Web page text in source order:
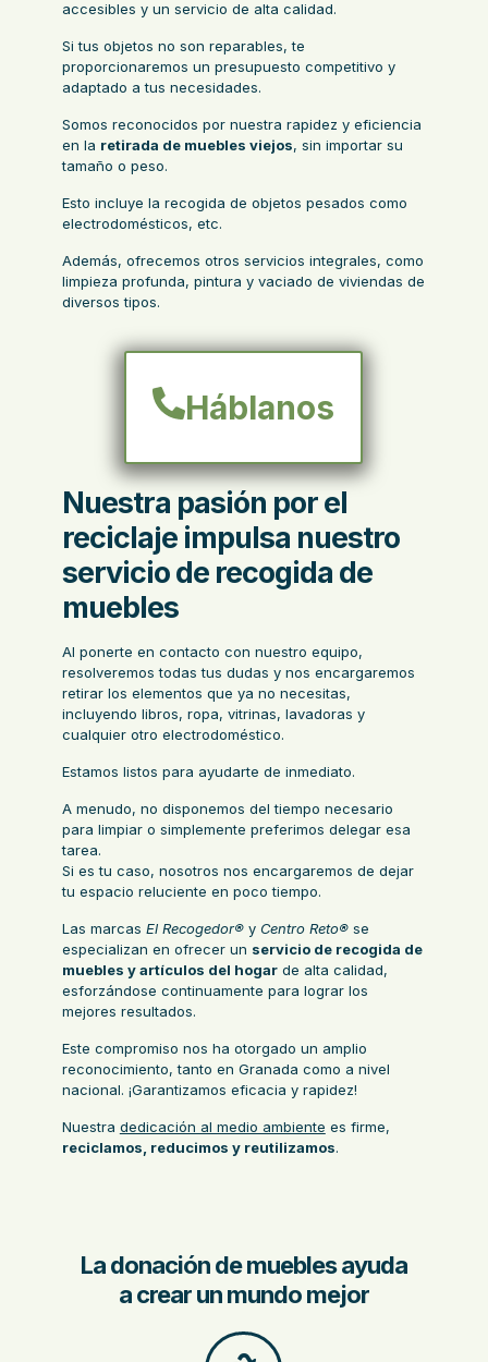
accesibles y un servicio de alta calidad.
Si tus objetos no son reparables, te
proporcionaremos un presupuesto competitivo y
adaptado a tus necesidades.
Somos reconocidos por nuestra rapidez y eficiencia
en la retirada de muebles viejos, sin importar su
tamaño o peso.
Esto incluye la recogida de objetos pesados como
electrodomésticos, etc.
Además, ofrecemos otros servicios integrales, como
limpieza profunda, pintura y vaciado de viviendas de
diversos tipos.
Háblanos
Nuestra pasión por el
reciclaje impulsa nuestro
servicio de recogida de
muebles
Al ponerte en contacto con nuestro equipo,
resolveremos todas tus dudas y nos encargaremos
retirar los elementos que ya no necesitas,
incluyendo libros, ropa, vitrinas, lavadoras y
cualquier otro electrodoméstico.
Estamos listos para ayudarte de inmediato.
A menudo, no disponemos del tiempo necesario
para limpiar o simplemente preferimos delegar esa
tarea.
Si es tu caso, nosotros nos encargaremos de dejar
tu espacio reluciente en poco tiempo.
Las marcas El Recogedor®y Centro Reto®se
especializan en ofrecer un servicio de recogida de
muebles y artículos del hogarde alta calidad,
esforzándose continuamente para lograr los
mejores resultados.
Este compromiso nos ha otorgado un amplio
reconocimiento, tanto en Granada como a nivel
nacional. ¡Garantizamos eficacia y rapidez!
Nuestra dedicación al medio ambiente es firme,
reciclamos, reducimos y reutilizamos.
La donación de muebles ayuda
a crear un mundo mejor